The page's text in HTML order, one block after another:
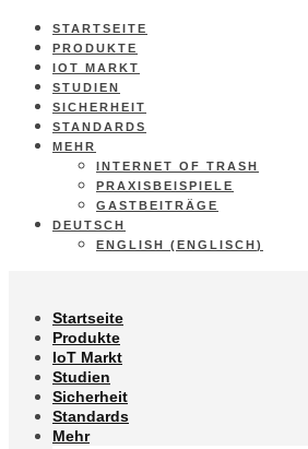
STARTSEITE
PRODUKTE
IOT MARKT
STUDIEN
SICHERHEIT
STANDARDS
MEHR
INTERNET OF TRASH
PRAXISBEISPIELE
GASTBEITRÄGE
DEUTSCH
ENGLISH (ENGLISCH)
Startseite
Produkte
IoT Markt
Studien
Sicherheit
Standards
Mehr